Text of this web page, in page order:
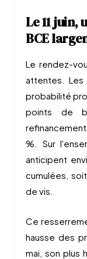
Le 11 juin,
BCE
Le rendez-
attentes. Les
probabilité
points de
%. Sur
anticipent
cumulées,
de vis.
Ce
hausse des
mai, son plus